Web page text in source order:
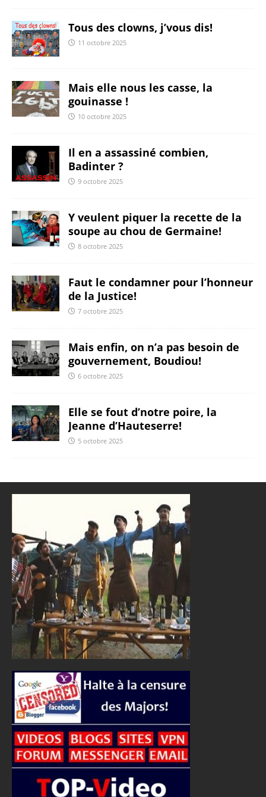
Tous des clowns, j’vous dis!
11 octobre 2025
Mais elle nous les casse, la
gouinasse !
10 octobre 2025
Il en a assassiné combien,
Badinter ?
9 octobre 2025
Y veulent piquer la recette de la
soupe au chou de Germaine!
8 octobre 2025
Faut le condamner pour l’honneur
de la Justice!
7 octobre 2025
Mais enfin, on n’a pas besoin de
gouvernement, Boudiou!
6 octobre 2025
Elle se fout d’notre poire, la
Jeanne d’Hauteserre!
5 octobre 2025